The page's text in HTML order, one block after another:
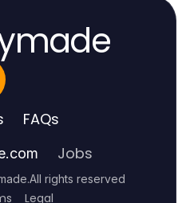
FAQs
Jobs
.All rights reserved
Legal